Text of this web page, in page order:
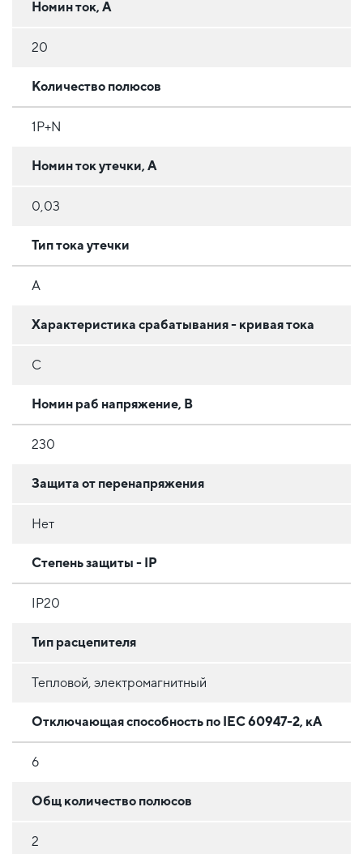
Номин ток, А
20
Количество полюсов
1Р+N
Номин ток утечки, А
0,03
Тип тока утечки
A
Характеристика срабатывания - кривая тока
C
Номин раб напряжение, В
230
Защита от перенапряжения
Нет
Степень защиты - IP
IP20
Тип расцепителя
Тепловой, электромагнитный
Отключающая способность по IEC 60947-2, кА
6
Общ количество полюсов
2